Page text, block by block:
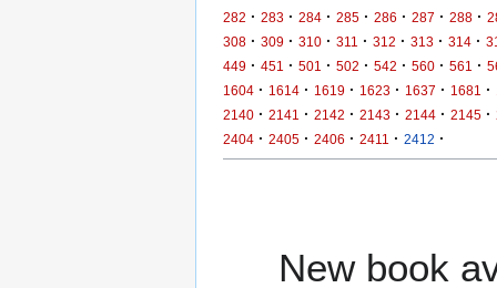
282 · 283 · 284 · 285 · 286 · 287 · 288 ·
308 · 309 · 310 · 311 · 312 · 313 · 314 ·
449 · 451 · 501 · 502 · 542 · 560 · 561 ·
1604 · 1614 · 1619 · 1623 · 1637 · 1681 ·
2140 · 2141 · 2142 · 2143 · 2144 · 2145 ·
2404 · 2405 · 2406 · 2411 · 2412 ·
New book